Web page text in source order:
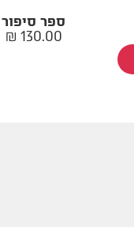
ספר סיפור
130.00
₪